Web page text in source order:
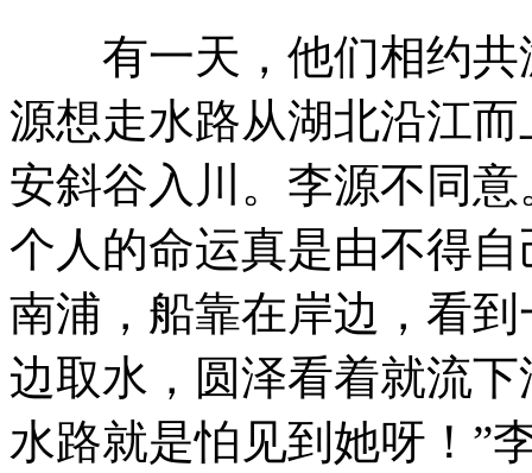
有一天，他们相约共
源想走水路从湖北沿江
安斜谷入川。李源不同
个人的命运真是由不得
南浦，船靠在岸边，看
边取水，圆泽看着就流
水路就是怕见到她呀！”